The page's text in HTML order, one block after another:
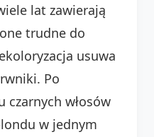
lat zawierają
trudne do
usuwa
Po
czarnych włosów
w jednym